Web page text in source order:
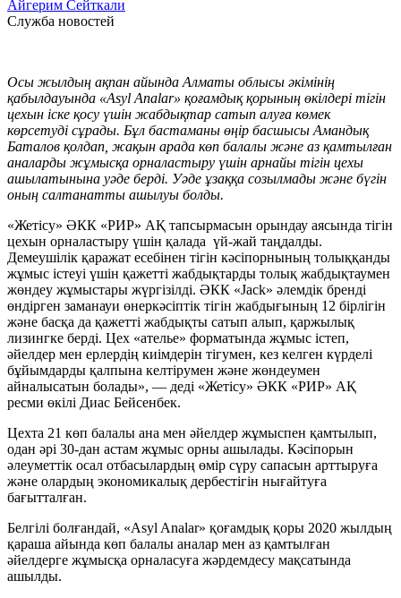
Айгерим Сейткали
Служба новостей
Осы жылдың ақпан айында Алматы облысы әкімінің
қабылдауында «Asyl Analar» қоғамдық қорының өкілдері тігін
цехын іске қосу үшін жабдықтар сатып алуға көмек
көрсетуді сұрады. Бұл бастаманы өңір басшысы Амандық
Баталов қолдап, жақын арада көп балалы және аз қамтылған
аналарды жұмысқа орналастыру үшін арнайы тігін цехы
ашылатынына уәде берді. Уәде ұзаққа созылмады және бүгін
оның салтанатты ашылуы болды.
«Жетісу» ӘКК «РИР» АҚ тапсырмасын орындау аясында тігін
цехын орналастыру үшін қалада үй-жай таңдалды.
Демеушілік қаражат есебінен тігін кәсіпорнының толыққанды
жұмыс істеуі үшін қажетті жабдықтарды толық жабдықтаумен
жөндеу жұмыстары жүргізілді. ӘКК «Jack» әлемдік бренді
өндірген заманауи өнеркәсіптік тігін жабдығының 12 бірлігін
және басқа да қажетті жабдықты сатып алып, қаржылық
лизингке берді. Цех «ателье» форматында жұмыс істеп,
әйелдер мен ерлердің киімдерін тігумен, кез келген күрделі
бұйымдарды қалпына келтірумен және жөндеумен
айналысатын болады», — деді «Жетісу» ӘКК «РИР» АҚ
ресми өкілі Диас Бейсенбек.
Цехта 21 көп балалы ана мен әйелдер жұмыспен қамтылып,
одан әрі 30-дан астам жұмыс орны ашылады. Кәсіпорын
әлеуметтік осал отбасылардың өмір сүру сапасын арттыруға
және олардың экономикалық дербестігін нығайтуға
бағытталған.
Белгілі болғандай, «Asyl Analar» қоғамдық қоры 2020 жылдың
қараша айында көп балалы аналар мен аз қамтылған
әйелдерге жұмысқа орналасуға жәрдемдесу мақсатында
ашылды.